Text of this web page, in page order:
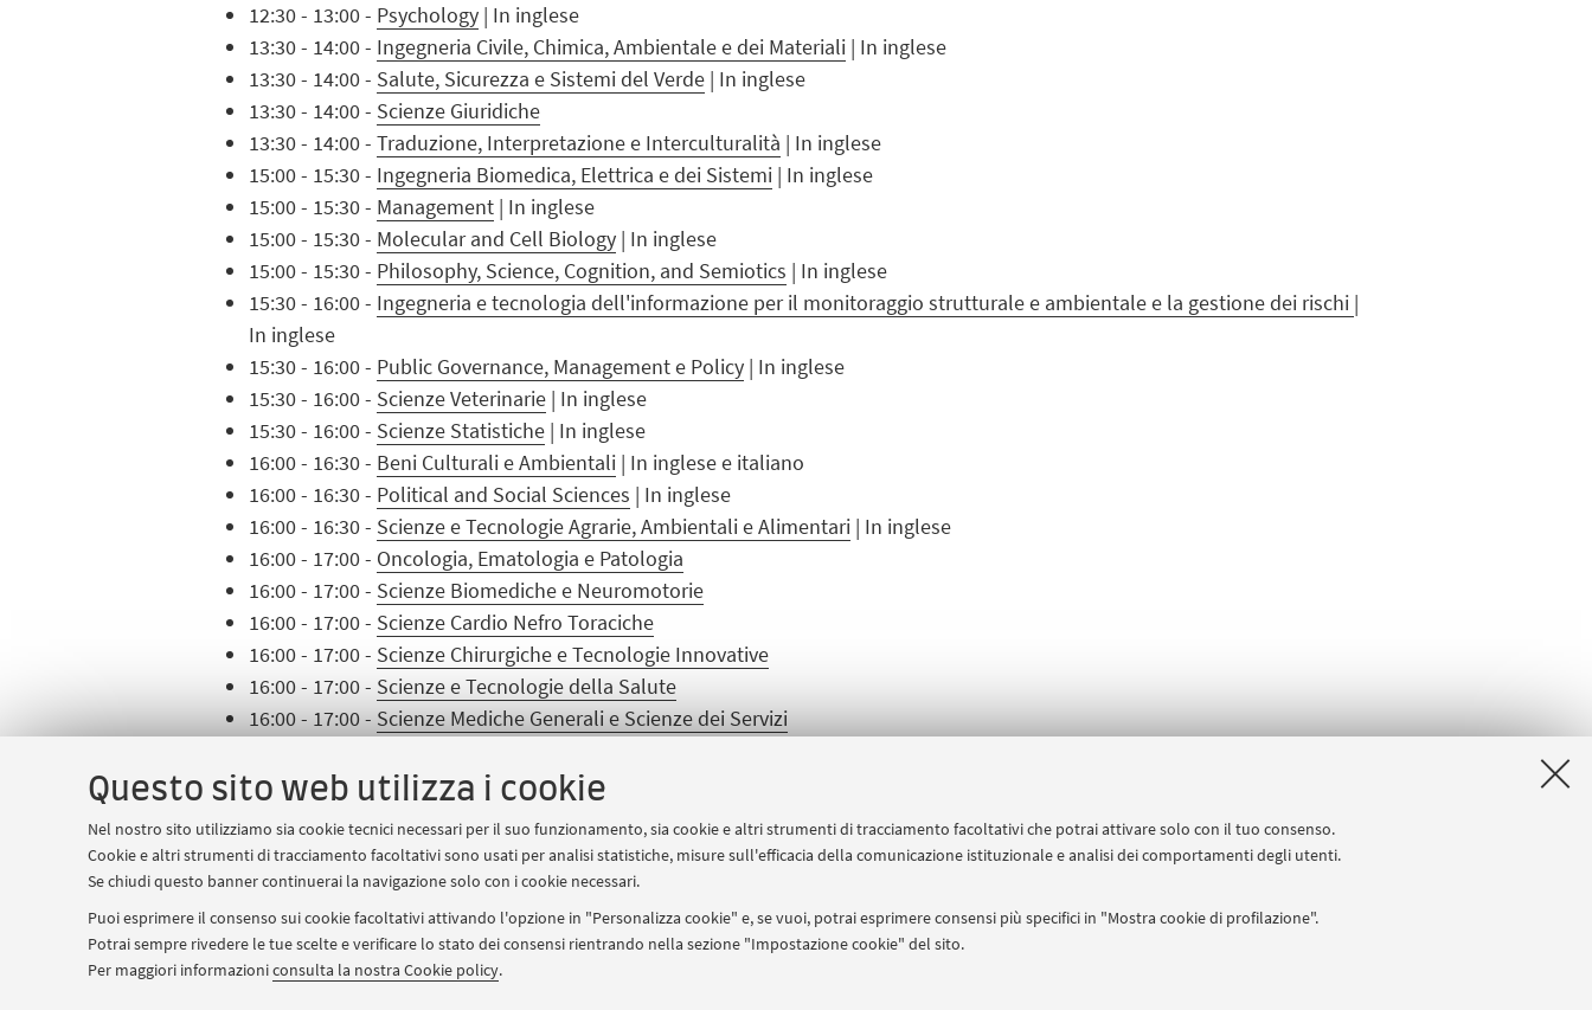
Questo sito web utilizza i cookie
Nel nostro sito utilizziamo sia cookie tecnici necessari per il suo funzionamento, sia cookie e altri strumenti di tracciamento facoltativi che potrai attivare solo con il tuo consenso.
Cookie e altri strumenti di tracciamento facoltativi sono usati per analisi statistiche, misure sull'efficacia della comunicazione istituzionale e analisi dei comportamenti degli utenti.
Se chiudi questo banner continuerai la navigazione solo con i cookie necessari.
Puoi esprimere il consenso sui cookie facoltativi attivando l'opzione in "Personalizza cookie" e, se vuoi, potrai esprimere consensi più specifici in "Mostra cookie di profilazione".
Potrai sempre rivedere le tue scelte e verificare lo stato dei consensi rientrando nella sezione "Impostazione cookie" del sito.
Per maggiori informazioniconsulta la nostra Cookie policy.
12:30 - 13:00 - Psychology| In inglese
13:30 - 14:00 - Ingegneria Civile, Chimica, Ambientale e dei Materiali| In inglese
13:30 - 14:00 - Salute, Sicurezza e Sistemi del Verde| In inglese
13:30 - 14:00 - Scienze Giuridiche
13:30 - 14:00 - Traduzione, Interpretazione e Interculturalità | In inglese
15:00 - 15:30 - Ingegneria Biomedica, Elettrica e dei Sistemi| In inglese
15:00 - 15:30 - Management| In inglese
15:00 - 15:30 - Molecular and Cell Biology| In inglese
15:00 - 15:30 - Philosophy, Science, Cognition, and Semiotics | In inglese
15:30 - 16:00 - Ingegneria e tecnologia dell'informazione per il monitoraggio strutturale e ambientale e la gestione dei rischi |
In inglese
15:30 - 16:00 - Public Governance, Management e Policy| In inglese
15:30 - 16:00 - Scienze Veterinarie| In inglese
15:30 - 16:00 - Scienze Statistiche| In inglese
16:00 - 16:30 - Beni Culturali e Ambientali| In inglese e italiano
16:00 - 16:30 - Political and Social Sciences | In inglese
16:00 - 16:30 - Scienze e Tecnologie Agrarie, Ambientali e Alimentari| In inglese
16:00 - 17:00 - Oncologia, Ematologia e Patologia
16:00 - 17:00 - Scienze Biomediche e Neuromotorie
16:00 - 17:00 - Scienze Cardio Nefro Toraciche
16:00 - 17:00 - Scienze Chirurgiche e Tecnologie Innovative
16:00 - 17:00 - Scienze e Tecnologie della Salute
16:00 - 17:00 - Scienze Mediche Generali e Scienze dei Servizi
16:30 - 17:00 -Sociologia e Ricerca Sociale
Se non trovi il corso che ti interessa oppure vuoi avere una panoramica completa dei corsi di Ateneo, scopri l'intera offerta
formativadel nuovo anno accademico.
Per informazioni e richiesta del giustificativo per il lavoro:aform.udottricerca@unibo.it